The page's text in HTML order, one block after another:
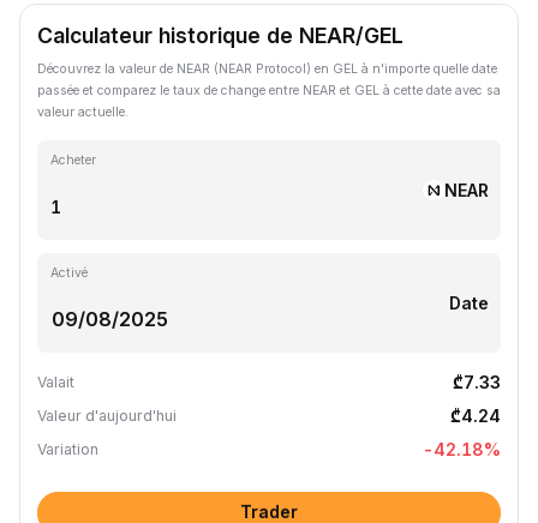
Calculateur historique de NEAR/GEL
Découvrez la valeur de NEAR (NEAR Protocol) en GEL à n'importe quelle date
passée et comparez le taux de change entre NEAR et GEL à cette date avec sa
valeur actuelle.
Acheter
NEAR
Activé
Date
Valait ₾7.33
Valeur d'aujourd'hui ₾4.24
Variation -42.18%
Trader